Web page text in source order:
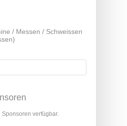
/ Messen / Schweissen
Sponsoren verfügbar.